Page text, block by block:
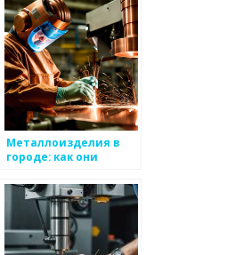
использования
Металлоизделия в
городе: как они
пространство